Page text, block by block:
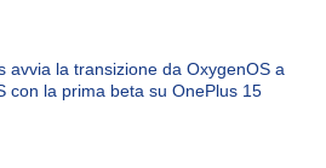
avvia la transizione da OxygenOS a
con la prima beta su OnePlus 15